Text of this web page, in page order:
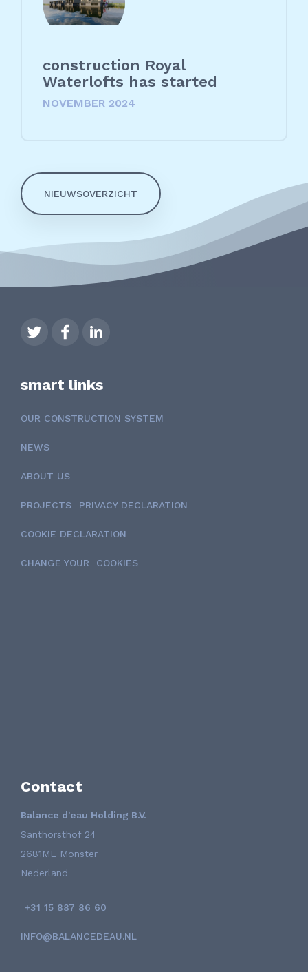
construction Royal
Waterlofts has started
NOVEMBER 2024
NIEUWSOVERZICHT
smart links
OUR CONSTRUCTION SYSTEM
NEWS
ABOUT US
PROJECTS PRIVACY DECLARATION
COOKIE DECLARATION
CHANGE YOUR COOKIES
Contact
Balance d'eau Holding B.V.
Santhorsthof 24
2681ME Monster
Nederland
+31 15 887 86 60
INFO@BALANCEDEAU.NL